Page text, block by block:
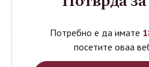
ден
Потребно е да имате
посетите оваа